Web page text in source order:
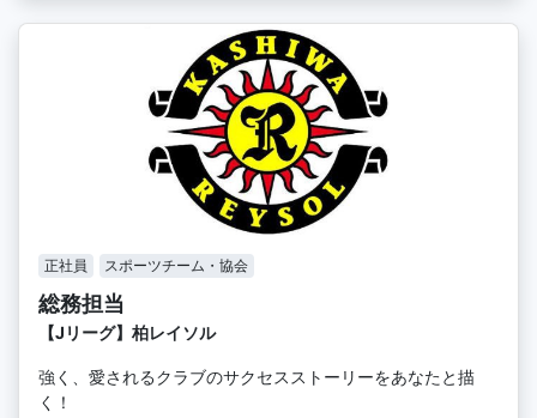
正社員 スポーツチーム・協会
総務担当
【Jリーグ】柏レイソル
強く、愛されるクラブのサクセスストーリーをあなたと描
く！